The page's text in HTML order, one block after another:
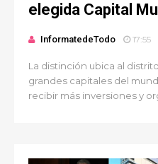
elegida Capital
InformatedeTodo 17:55
La distinción ubica al
grandes capitales del
recibir más inversiones y